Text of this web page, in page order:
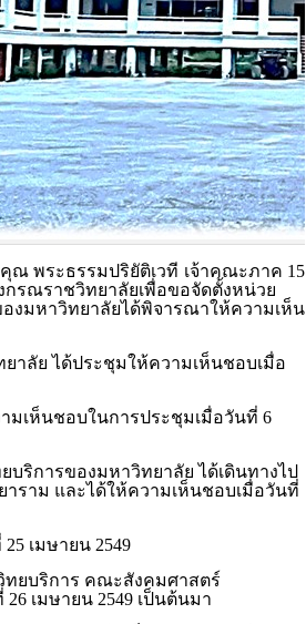
ณ พระธรรมปริยัติเวที เจ้าคณะภาค 15
รณราชวิทยาลัยเพื่อขอจัดตั้งหน่วย
มหาวิทยาลัยได้พิจารณาให้ความเห็น
าลัย ได้ประชุมให้ความเห็นชอบเมื่อ
เห็นชอบในการประชุมเมื่อวันที่ 6
ริการของมหาวิทยาลัย ได้เดินทางไป
ราม และได้ให้ความเห็นชอบเมื่อวันที่
เมษายน 2549
ทยบริการ คณะสังคมศาสตร์
เมษายน 2549 เป็นต้นมา